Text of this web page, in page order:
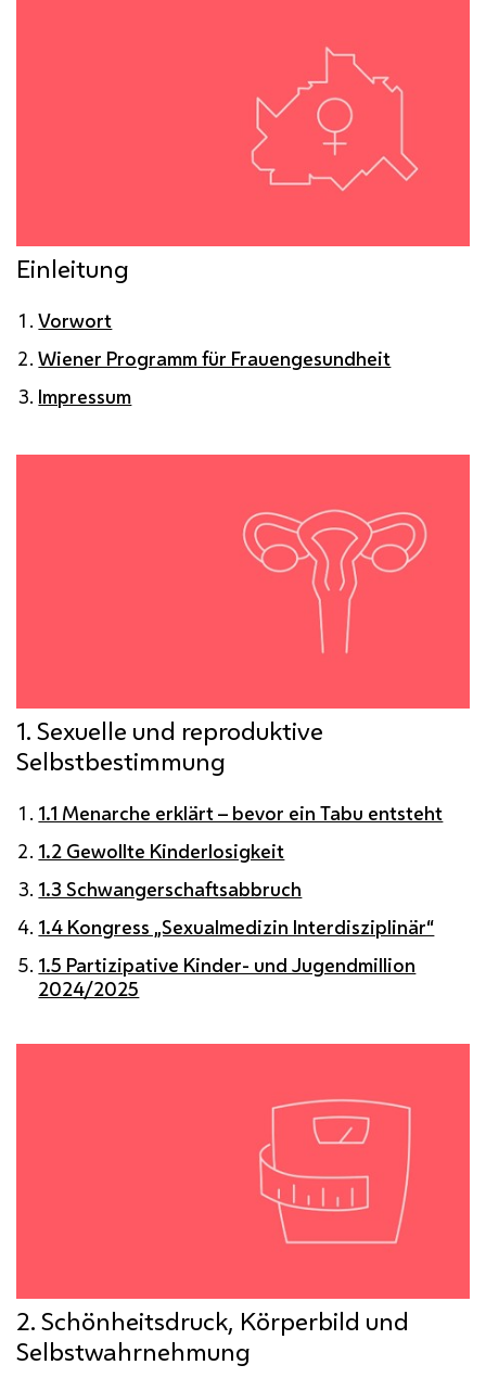
Einleitung
Vorwort
Wiener Programm für Frauengesundheit
Impressum
1. Sexuelle und reproduktive
Selbstbestimmung
1.1 Menarche erklärt – bevor ein Tabu entsteht
1.2 Gewollte Kinderlosigkeit
1.3 Schwangerschaftsabbruch
1.4 Kongress „Sexualmedizin Interdisziplinär“
1.5 Partizipative Kinder- und Jugendmillion
2024/2025
2. Schönheitsdruck, Körperbild und
Selbstwahrnehmung